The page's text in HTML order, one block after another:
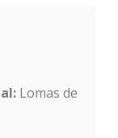
Lomas de